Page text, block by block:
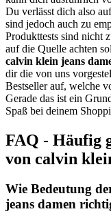
Du verlässt dich also
sind jedoch auch zu
Produkttests sind nicht
auf die Quelle achten
calvin klein jeans
dir die von uns
Bestseller auf, welche
Gerade das ist ein
Spaß bei deinem
FAQ - Häufig
von calvin
Wie Bedeutung
jeans damen